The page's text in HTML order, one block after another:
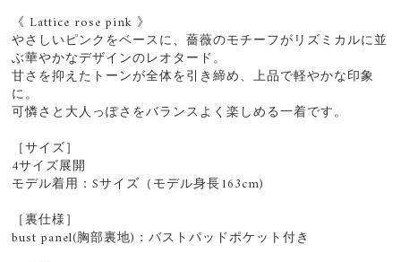
《 Lattice rose pink 》
やさしいピンクをベースに、薔薇のモチーフがリズミカルに並
ぶ華やかなデザインのレオタード。
甘さを抑えたトーンが全体を引き締め、上品で軽やかな印象
に。
可憐さと大人っぽさをバランスよく楽しめる一着です。
［サイズ］
4サイズ展開
モデル着用：Sサイズ（モデル身長163cm)
［裏仕様］
bust panel(胸部裏地)：バストパッドポケット付き